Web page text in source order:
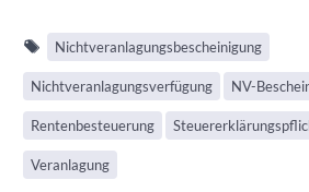
Nichtveranlagungsbescheinigung
Nichtveranlagungsverfügung NV-
Rentenbesteuerung
Veranlagung